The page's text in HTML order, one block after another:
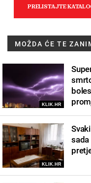
MOŽDA ĆE TE
KLIK.HR
KLIK.HR
sada